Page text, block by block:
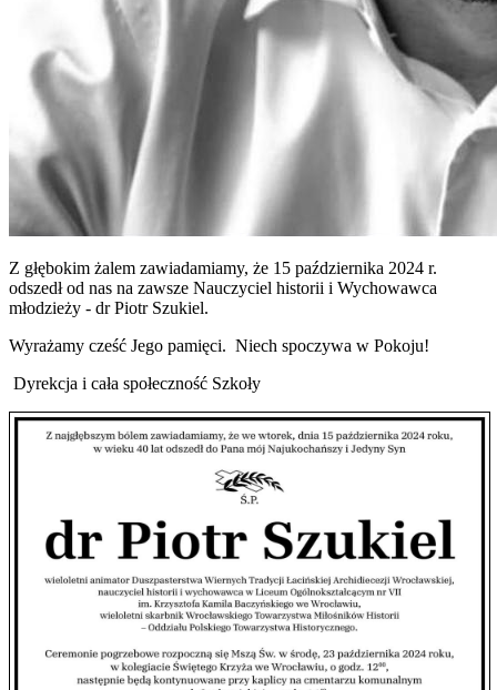
Z głębokim żalem zawiadamiamy, że 15 października 2024 r.
odszedł od nas na zawsze Nauczyciel historii i Wychowawca
młodzieży - dr Piotr Szukiel.
Wyrażamy cześć Jego pamięci. Niech spoczywa w Pokoju!
Dyrekcja i cała społeczność Szkoły